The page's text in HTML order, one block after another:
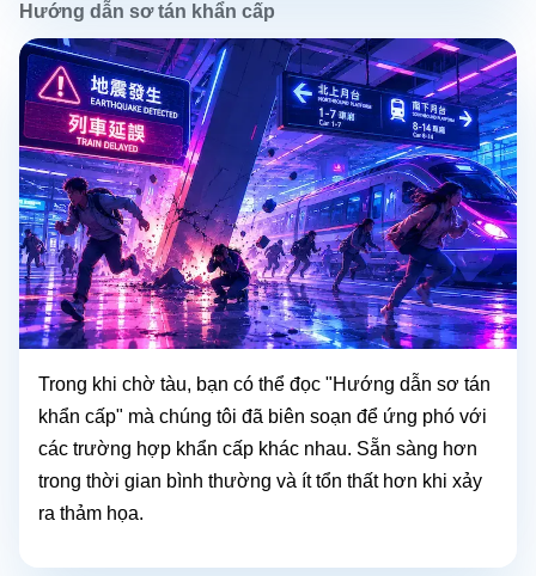
Hướng dẫn sơ tán khẩn cấp
Trong khi chờ tàu, bạn có thể đọc "Hướng dẫn sơ tán
khẩn cấp" mà chúng tôi đã biên soạn để ứng phó với
các trường hợp khẩn cấp khác nhau. Sẵn sàng hơn
trong thời gian bình thường và ít tổn thất hơn khi xảy
ra thảm họa.